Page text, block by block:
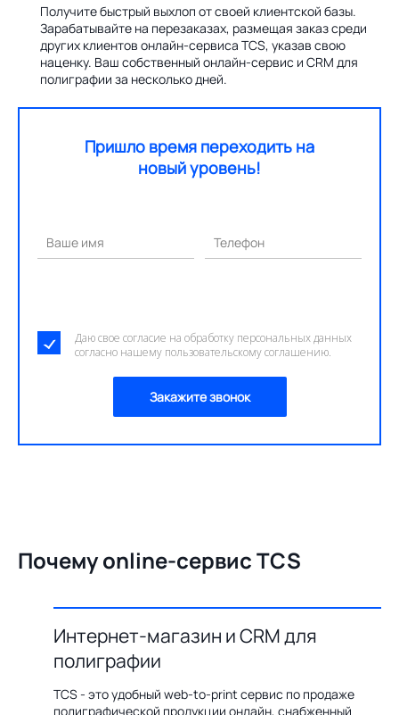
Получите быстрый выхлоп от своей клиентской базы.
Зарабатывайте на перезаказах, размещая заказ среди
других клиентов онлайн-сервиса TCS, указав свою
наценку. Ваш собственный онлайн-сервис и CRM для
полиграфии за несколько дней.
Пришло время переходить на
новый уровень!
Ваше имя Телефон
Даю свое согласие на обработку персональных данных
согласно нашему пользовательскому соглашению.
Закажите звонок
Почему online-сервис TCS
Интернет-магазин и CRM для
полиграфии
TCS - это удобный web-to-print сервис по продаже
полиграфической продукции онлайн, снабженный